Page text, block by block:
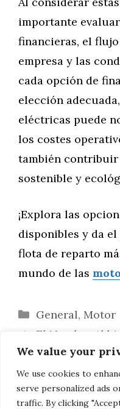
We value your
We use cookies to
serve personalized ads
traffic. By clicking
importante
financieras, el
empresa y las
cada opción de
elección
eléctricas puede
los costes
también
sostenible y
¡Explora las
disponibles y da
flota de reparto
mundo de las
Categorías
General, Motor
El Nombre Abbi
Inteligencia
Frases
Celebrando el